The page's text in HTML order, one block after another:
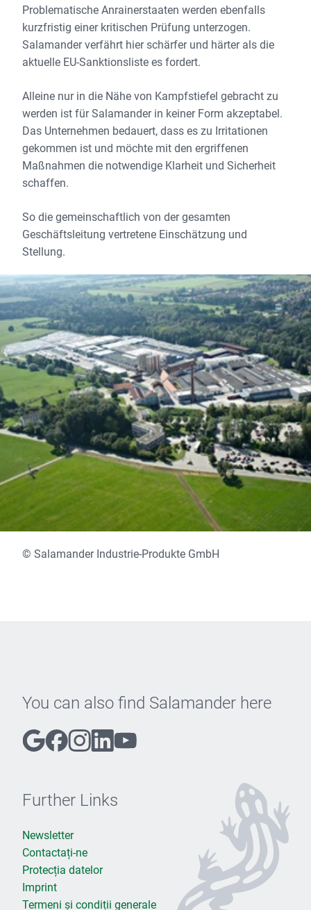
Problematische Anrainerstaaten werden ebenfalls
kurzfristig einer kritischen Prüfung unterzogen.
Salamander verfährt hier schärfer und härter als die
aktuelle EU-Sanktionsliste es fordert.
Alleine nur in die Nähe von Kampfstiefel gebracht zu
werden ist für Salamander in keiner Form akzeptabel.
Das Unternehmen bedauert, dass es zu Irritationen
gekommen ist und möchte mit den ergriffenen
Maßnahmen die notwendige Klarheit und Sicherheit
schaffen.
So die gemeinschaftlich von der gesamten
Geschäftsleitung vertretene Einschätzung und
Stellung.
© Salamander Industrie-Produkte GmbH
You can also find Salamander here
Further Links
Newsletter
Contactați-ne
Protecția datelor
Imprint
Termeni și condiții generale